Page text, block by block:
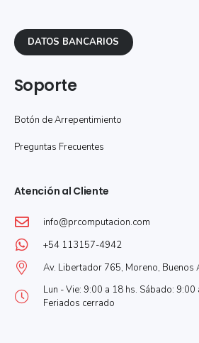
DATOS BANCARIOS
Soporte
Botón de Arrepentimiento
Preguntas Frecuentes
Atención al Cliente
info@prcomputacion.com
+54 113157-4942
Av. Libertador 765, Moreno, Buenos
Lun - Vie: 9:00 a 18 hs. Sábado:
Feriados cerrado